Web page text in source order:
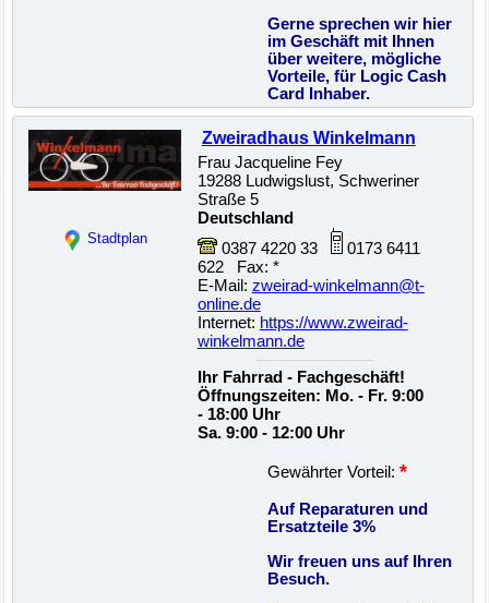
Gerne sprechen wir hier
im Geschäft mit Ihnen
über weitere, mögliche
Vorteile, für Logic Cash
Card Inhaber.
Stadtplan
Zweiradhaus Winkelmann
Frau Jacqueline Fey
19288 Ludwigslust, Schweriner
Straße 5
Deutschland
0387 4220 33
0173 6411
622 Fax: *
E-Mail: zweirad-winkelmann@t-
online.de
Internet: https://www.zweirad-
winkelmann.de
Ihr Fahrrad - Fachgeschäft!
Öffnungszeiten: Mo. - Fr. 9:00
- 18:00 Uhr
Sa. 9:00 - 12:00 Uhr
Gewährter Vorteil: *
Auf Reparaturen und
Ersatzteile 3%
Wir freuen uns auf Ihren
Besuch.